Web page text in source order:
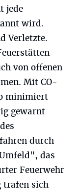
jede
wird.
Verletzte.
von offenen
Mit CO-
minimiert
gewarnt
durch
das
Feuerwehr
trafen sich